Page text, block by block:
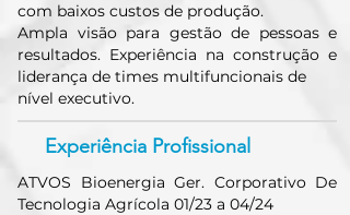
com baixos custos de produção.
Ampla visão para gestão de pessoas e
resultados. Experiência na construção e
liderança de times multifuncionais de
nível executivo.
Experiência Profissional
ATVOS Bioenergia Ger. Corporativo De
Tecnologia Agrícola 01/23 a 04/24